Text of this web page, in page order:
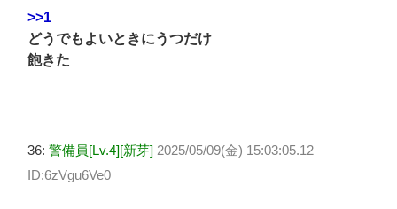
>>1
どうでもよいときにうつだけ
飽きた
36: 警備員[Lv.4][新芽] 2025/05/09(金) 15:03:05.12
ID:6zVgu6Ve0